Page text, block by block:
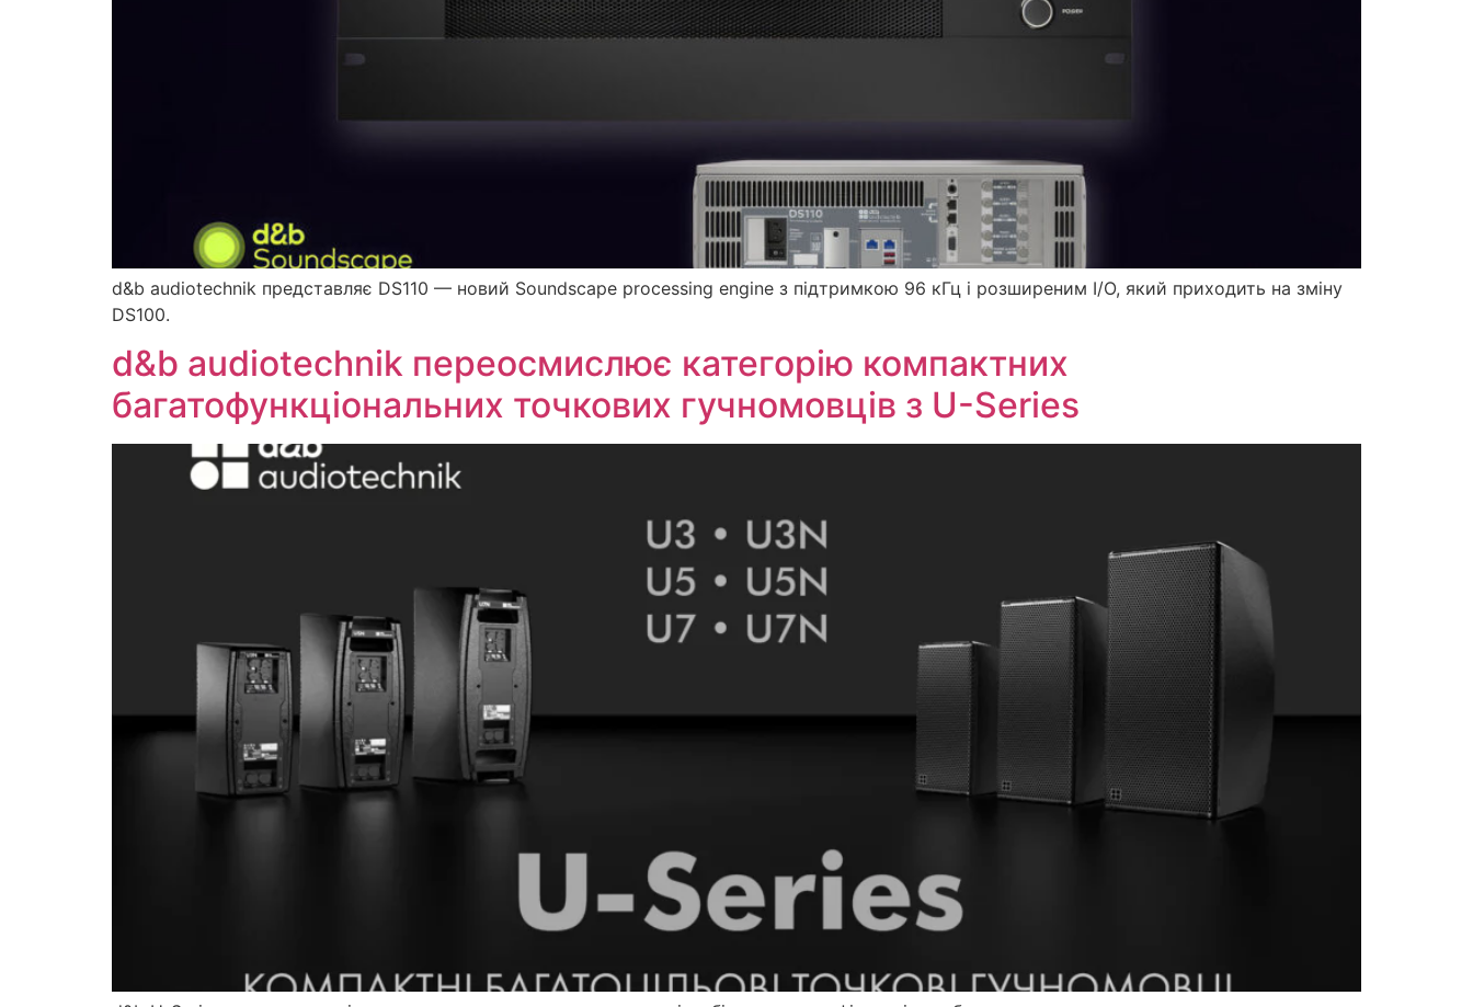
d&b audiotechnik представляє DS110 — новий Soundscape processing engine з підтримкою 96 кГц і розширеним I/O, який приходить на зміну
DS100.
d&b audiotechnik переосмислює категорію компактних
багатофункціональних точкових гучномовців з U-Series